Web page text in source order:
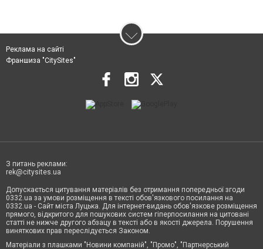
Реклама на сайті
Франшиза "CitySites"
З питань реклами:
rek@citysites.ua
Допускається цитування матеріалів без отримання попередньої згоди
0332.ua за умови розміщення в тексті обов'язкового посилання на
0332.ua - Сайт міста Луцька. Для інтернет-видань обов'язкове розміщення
прямого, відкритого для пошукових систем гіперпосилання на цитовані
статті не нижче другого абзацу в тексті або в якості джерела. Порушення
виняткових прав переслідується Законом.
Матеріали з плашками "Новини компаній", "Промо", "Партнерський